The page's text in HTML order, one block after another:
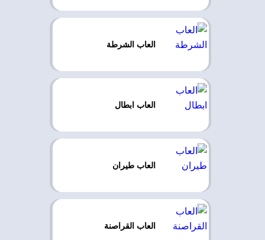
العاب الشرطة
العاب ابطال
العاب طيران
العاب القراصنة